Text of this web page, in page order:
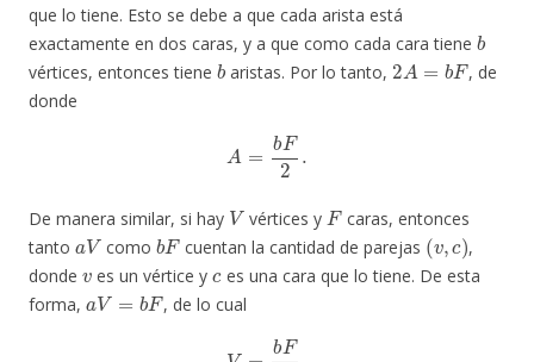
que lo tiene. Esto se debe a que cada arista está
exactamente en dos caras, y a que como cada cara tiene
b
vértices, entonces tiene
b
aristas. Por lo tanto,
2A= bF
, de
donde
F2.
De manera similar, si hay
V
vértices y
F
caras, entonces
tanto
aV
como
bF
cuentan la cantidad de parejas
(v,c)
,
donde
v
es un vértice y
c
es una cara que lo tiene. De esta
forma,
a V=bF
, de lo cual
Fa.